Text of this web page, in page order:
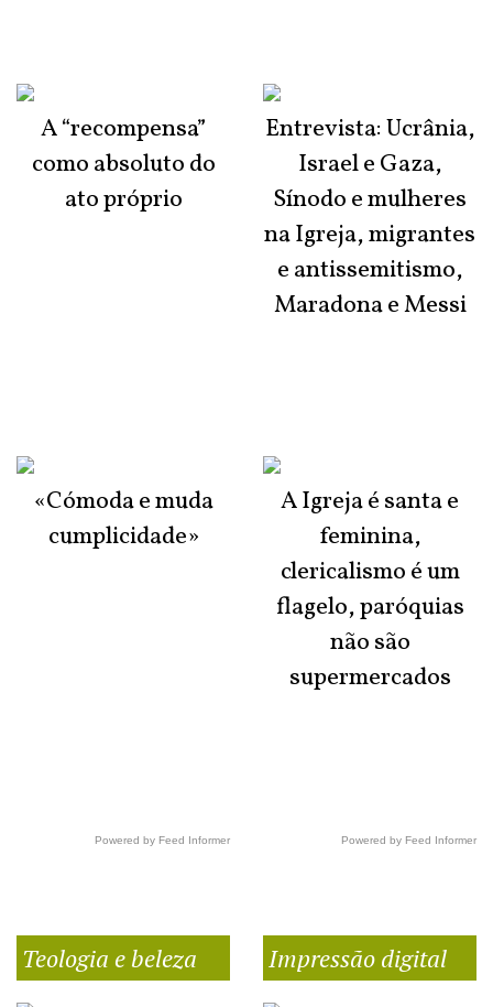
A “recompensa”
como absoluto do
ato próprio
«Cómoda e muda
cumplicidade»
Powered by Feed Informer
Entrevista: Ucrânia,
Israel e Gaza,
Sínodo e mulheres
na Igreja, migrantes
e antissemitismo,
Maradona e Messi
A Igreja é santa e
feminina,
clericalismo é um
flagelo, paróquias
não são
supermercados
Powered by Feed Informer
Teologia e beleza Impressão digital